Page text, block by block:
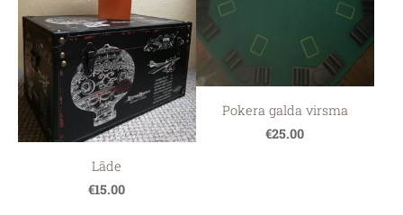
Lāde
€15.00
Pokera galda virsma
€25.00